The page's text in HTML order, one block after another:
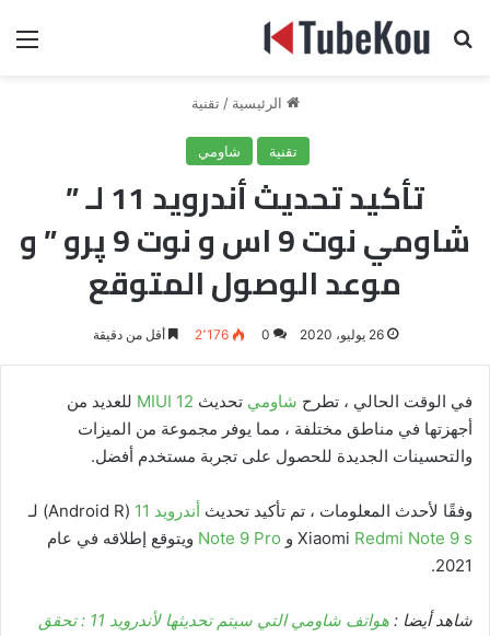
بحث عن
الرئيسية / تقنية
تقنية شاومي
تأكيد تحديث أندرويد 11 لـ ”
شاومي نوت 9 اس و نوت 9 پرو ” و
موعد الوصول المتوقع
26 يوليو، 2020 0 2٬176 أقل من دقيقة
في الوقت الحالي ، تطرح شاومي تحديث MIUI 12 للعديد من
أجهزتها في مناطق مختلفة ، مما يوفر مجموعة من الميزات
والتحسينات الجديدة للحصول على تجربة مستخدم أفضل.
وفقًا لأحدث المعلومات ، تم تأكيد تحديث أندرويد 11
(Android R) لـ
Xiaomi Redmi Note 9 s و Note 9 Pro ويتوقع إطلاقه في عام
2021.
شاهد أيضا :
هواتف شاومي التي سيتم تحديثها لأندرويد 11 : تحقق